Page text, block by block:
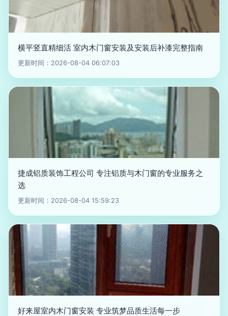
横平竖直精细活 室内木门窗安装及安装后补漆完整指南
更新时间：2026-08-04 06:07:03
捷成铝质装饰工程公司 专注铝质与木门窗的专业服务之
选
更新时间：2026-08-04 15:59:23
好来屋室内木门窗安装 专业筑梦品质生活每一步